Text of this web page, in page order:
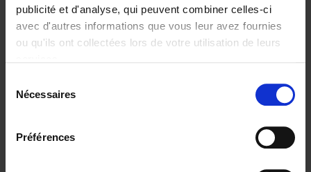
publicité et d'analyse, qui peuvent combiner celles-ci
avec d'autres informations que vous leur avez fournies
ou qu'ils ont collectées lors de votre utilisation de leurs
Nécessaires
Préférences
Reshape Your Career
Bärbel Buyse
Couverture souple
2026 200